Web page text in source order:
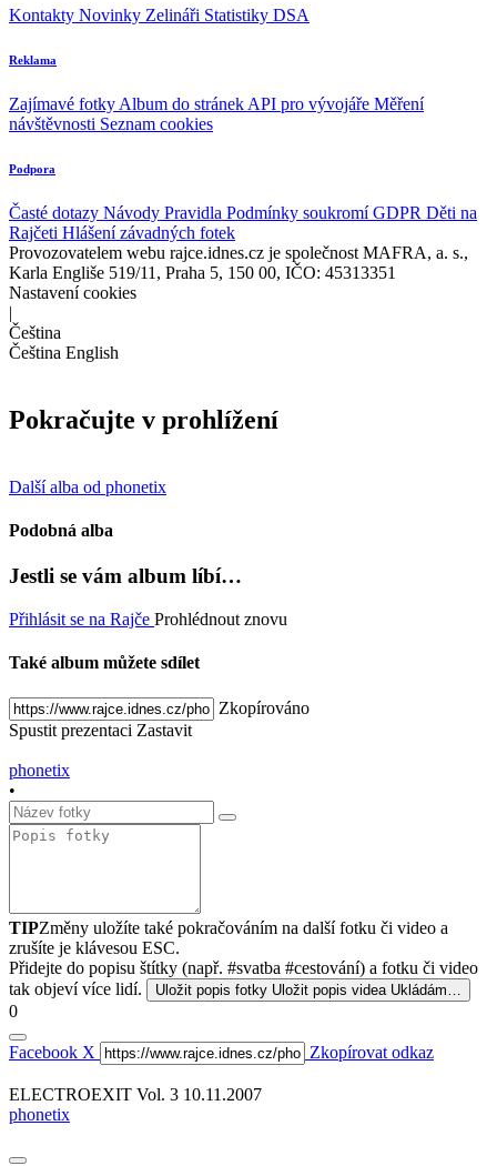
Kontakty Novinky Zelináři Statistiky DSA
Reklama
Zajímavé fotky Album do stránek API pro vývojáře Měření
návštěvnosti Seznam cookies
Podpora
Časté dotazy Návody Pravidla Podmínky soukromíGDPR Děti na
Rajčeti Hlášení závadných fotek
Provozovatelem webu rajce.idnes.cz je společnost MAFRA, a. s.,
Karla Engliše 519/11, Praha 5, 150 00, IČO: 45313351
Nastavení cookies
|
Čeština
Čeština English
Pokračujte v prohlížení
Další alba od phonetix
Podobná alba
Jestli se vám album líbí…
Přihlásit se na Rajče Prohlédnout znovu
Také album můžete sdílet
Zkopírováno
Spustit prezentaci Zastavit
phonetix
•
TIPZměny uložíte také pokračováním na další fotku či video a
zrušíte je klávesou ESC.
Přidejte do popisu štítky (např. #svatba #cestování) a fotku či video
tak objeví více lidí.
Uložit popis fotky Uložit popis videa Ukládám…
0
Facebook X Zkopírovat odkaz
ELECTROEXIT Vol. 3 10.11.2007
phonetix